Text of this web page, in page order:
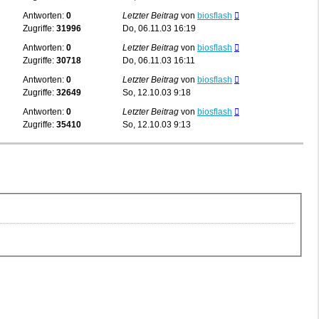
Antworten: 0
Zugriffe: 31996
Letzter Beitrag von biosflash
Do, 06.11.03 16:19
Antworten: 0
Zugriffe: 30718
Letzter Beitrag von biosflash
Do, 06.11.03 16:11
Antworten: 0
Zugriffe: 32649
Letzter Beitrag von biosflash
So, 12.10.03 9:18
Antworten: 0
Zugriffe: 35410
Letzter Beitrag von biosflash
So, 12.10.03 9:13